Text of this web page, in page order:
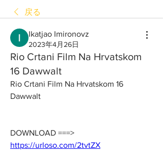
戻る
Ikatjao Imironovz
2023年4月26日
Rio Crtani Film Na Hrvatskom
16 Dawwalt
Rio Crtani Film Na Hrvatskom 16
Dawwalt
https://urloso.com/2tvtZX